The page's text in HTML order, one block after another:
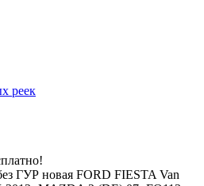
реек
ГУР новая FORD FIESTA Van